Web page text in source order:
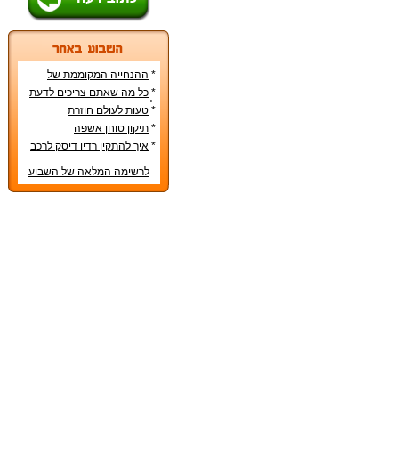
* ההנחייה המקוממת של
משרד החינוך
* כל מה שאתם צריכים לדעת
לפני קניית מטבח חדש
* טעות לעולם חוזרת
* תיקון טוחן אשפה
* איך להתקין רדיו דיסק לרכב
לרשימה המלאה של השבוע